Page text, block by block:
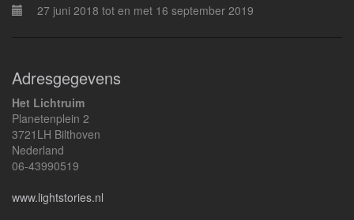
27 juni 2018 tot en met 16 september 2019
Adresgegevens
Het Lichtruim
Planetenplein 2
3721LH Bilthoven
Nederland
06-43990519
www.lightstories.nl